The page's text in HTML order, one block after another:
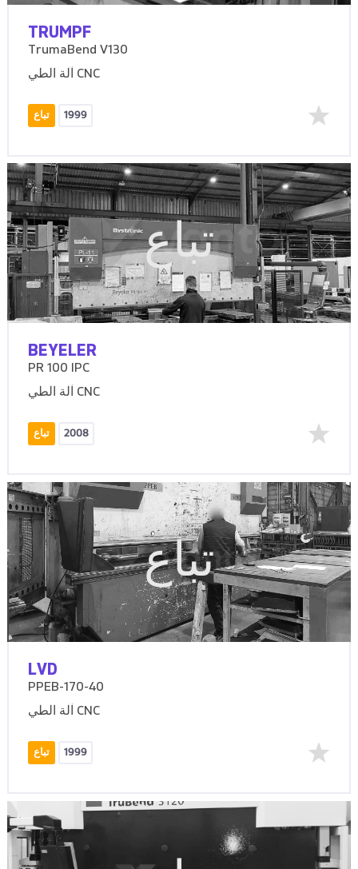
TRUMPF
TrumaBend V130
آلة الطي CNC
تباع 1999
تباع
BEYELER
PR 100 IPC
آلة الطي CNC
تباع 2008
تباع
LVD
PPEB-170-40
آلة الطي CNC
تباع 1999